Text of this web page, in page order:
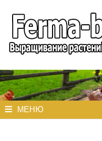
содержимому
МЕНЮ